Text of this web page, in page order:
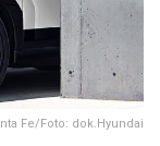
Fe/Foto: dok.Hyundai